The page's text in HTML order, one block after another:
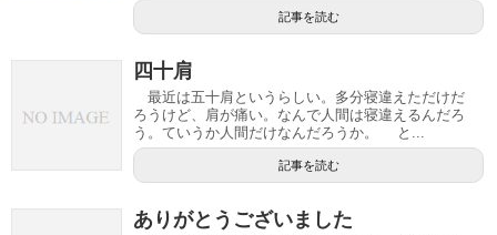
記事を読む
四十肩
最近は五十肩というらしい。多分寝違えただけだ
ろうけど、肩が痛い。なんで人間は寝違えるんだろ
う。ていうか人間だけなんだろうか。 と...
記事を読む
ありがとうございました